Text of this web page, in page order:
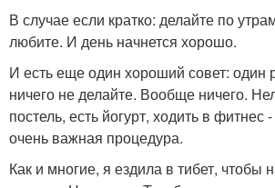
В случае если кратко: делайте по
любите. И день начнется хорошо.
И есть еще один хороший совет: один
ничего не делайте. Вообще ничего.
постель, есть йогурт, ходить в фитнес
очень важная процедура.
Как и многие, я ездила в тибет, чтобы